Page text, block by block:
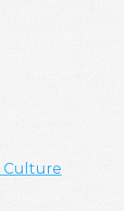
Culture